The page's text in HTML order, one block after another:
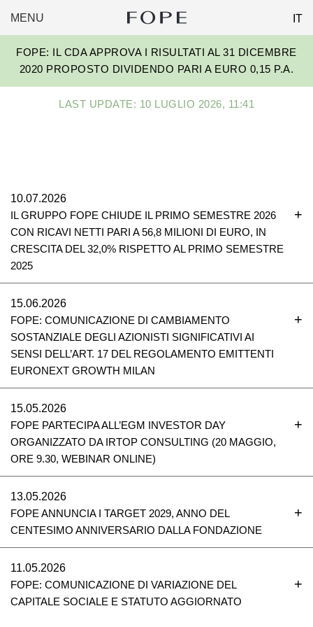
MENU
FOPE
GROUP
IT
FOPE: IL CDA APPROVA I RISULTATI AL 31 DICEMBRE
2020 PROPOSTO DIVIDENDO PARI A EURO 0,15 P.A.
LAST UPDATE: 10 LUGLIO 2026, 11:41
10.07.2026
IL GRUPPO FOPE CHIUDE IL PRIMO SEMESTRE 2026
CON RICAVI NETTI PARI A 56,8 MILIONI DI EURO, IN
CRESCITA DEL 32,0% RISPETTO AL PRIMO SEMESTRE
2025
15.06.2026
FOPE: COMUNICAZIONE DI CAMBIAMENTO
SOSTANZIALE DEGLI AZIONISTI SIGNIFICATIVI AI
SENSI DELL’ART. 17 DEL REGOLAMENTO EMITTENTI
EURONEXT GROWTH MILAN
15.05.2026
FOPE PARTECIPA ALL’EGM INVESTOR DAY
ORGANIZZATO DA IRTOP CONSULTING (20 MAGGIO,
ORE 9.30, WEBINAR ONLINE)
13.05.2026
FOPE ANNUNCIA I TARGET 2029, ANNO DEL
CENTESIMO ANNIVERSARIO DALLA FONDAZIONE
11.05.2026
FOPE: COMUNICAZIONE DI VARIAZIONE DEL
CAPITALE SOCIALE E STATUTO AGGIORNATO